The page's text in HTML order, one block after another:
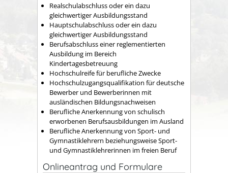
Realschulabschluss oder ein dazu
gleichwertiger Ausbildungsstand
Hauptschulabschluss oder ein dazu
gleichwertiger Ausbildungsstand
Berufsabschluss einer reglementierten
Ausbildung im Bereich
Kindertagesbetreuung
Hochschulreife für berufliche Zwecke
Hochschulzugangsqualifikation für deutsche
Bewerber und Bewerberinnen mit
ausländischen Bildungsnachweisen
Berufliche Anerkennung von schulisch
erworbenen Berufsausbildungen im Ausland
Berufliche Anerkennung von Sport- und
Gymnastiklehrern beziehungsweise Sport-
und Gymnastiklehrerinnen im freien Beruf
Onlineantrag und Formulare